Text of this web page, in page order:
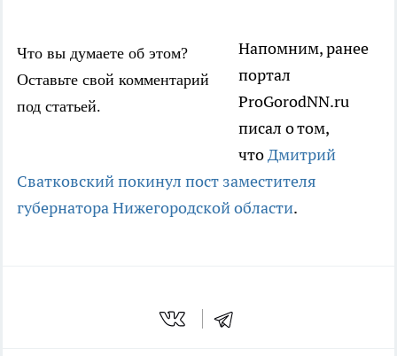
Что вы думаете об этом?
Оставьте свой комментарий
под статьей.
Напомним, ранее
портал
ProGorodNN.ru
писал о том,
чтоДмитрий
Сватковский покинул пост заместителя
губернатора Нижегородской области.